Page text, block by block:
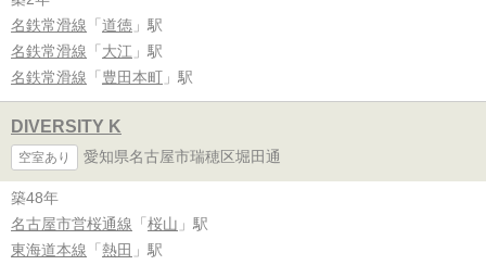
名鉄常滑線 「 道徳 」駅
名鉄常滑線 「 大江 」駅
名鉄常滑線 「 豊田本町 」駅
DIVERSITY K
空室あり 愛知県名古屋市瑞穂区堀田通
築48年
名古屋市営桜通線 「 桜山 」駅
東海道本線 「 熱田 」駅